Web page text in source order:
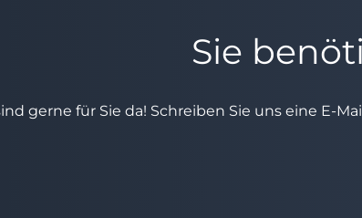
Sie
gerne für Sie da! Schreiben Sie uns eine E-